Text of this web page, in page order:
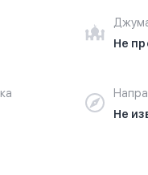
Не
Не